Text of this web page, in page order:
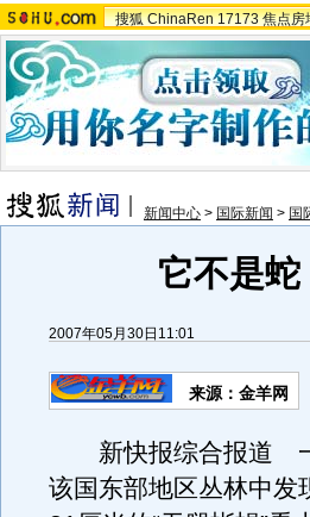
搜狐 ChinaRen 17173 焦点房
新闻中心 > 国际新闻 > 国
它不是
2007年05月30日11:01
来源：金羊网
新快报综合报道 一
该国东部地区丛林中发